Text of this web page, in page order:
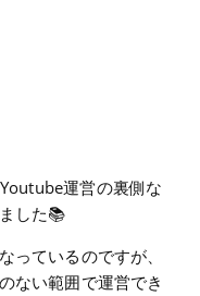
運営の裏側な
した📚
っているのですが、
ない範囲で運営でき